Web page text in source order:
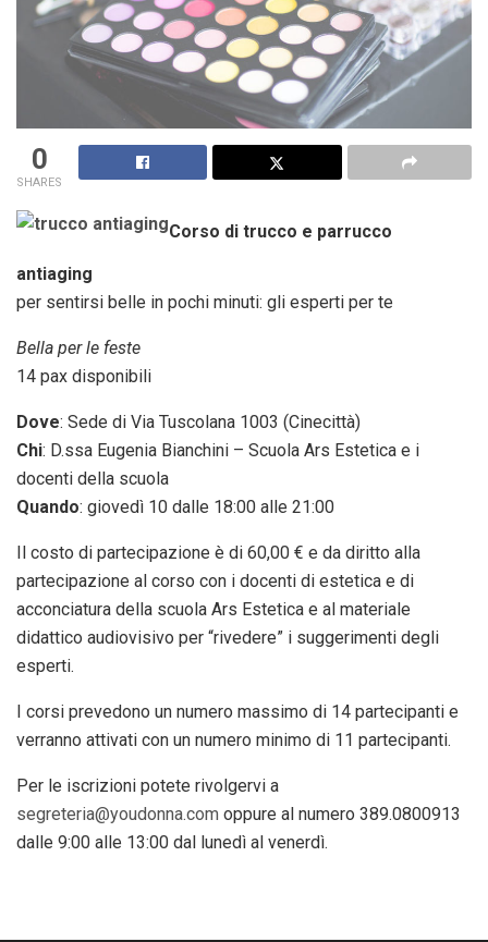
0
SHARES
Corso di trucco e parrucco
antiaging
per sentirsi belle in pochi minuti: gli esperti per te
Bella per le feste
14 pax disponibili
Dove: Sede di Via Tuscolana 1003 (Cinecittà)
Chi: D.ssa Eugenia Bianchini – Scuola Ars Estetica e i
docenti della scuola
Quando: giovedì 10 dalle 18:00 alle 21:00
Il costo di partecipazione è di 60,00 € e da diritto alla
partecipazione al corso con i docenti di estetica e di
acconciatura della scuola Ars Estetica e al materiale
didattico audiovisivo per “rivedere” i suggerimenti degli
esperti.
I corsi prevedono un numero massimo di 14 partecipanti e
verranno attivati con un numero minimo di 11 partecipanti.
Per le iscrizioni potete rivolgervi a
segreteria@youdonna.com oppure al numero 389.0800913
dalle 9:00 alle 13:00 dal lunedì al venerdì.